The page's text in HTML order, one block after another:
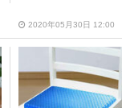
2020年05月30日 12:00